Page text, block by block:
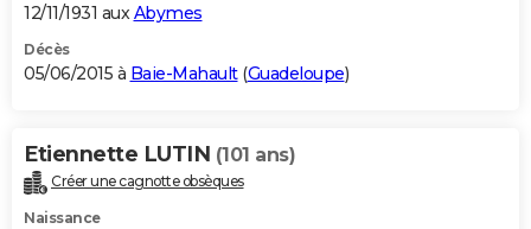
12/11/1931 auxAbymes
Décès
05/06/2015 à Baie-Mahault(Guadeloupe)
Etiennette LUTIN (101 ans)
Créer une cagnotte obsèques
Naissance